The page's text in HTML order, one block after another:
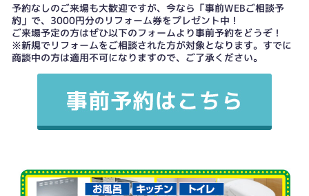
予約なしのご来場も大歓迎ですが、今なら「事前WEBご相談予
約」で、3000円分のリフォーム券をプレゼント中！
ご来場予定の方はぜひ以下のフォームより事前予約をどうぞ！
※新規でリフォームをご相談された方が対象となります。すでに
商談中の方は適用不可になりますので、ご了承ください。